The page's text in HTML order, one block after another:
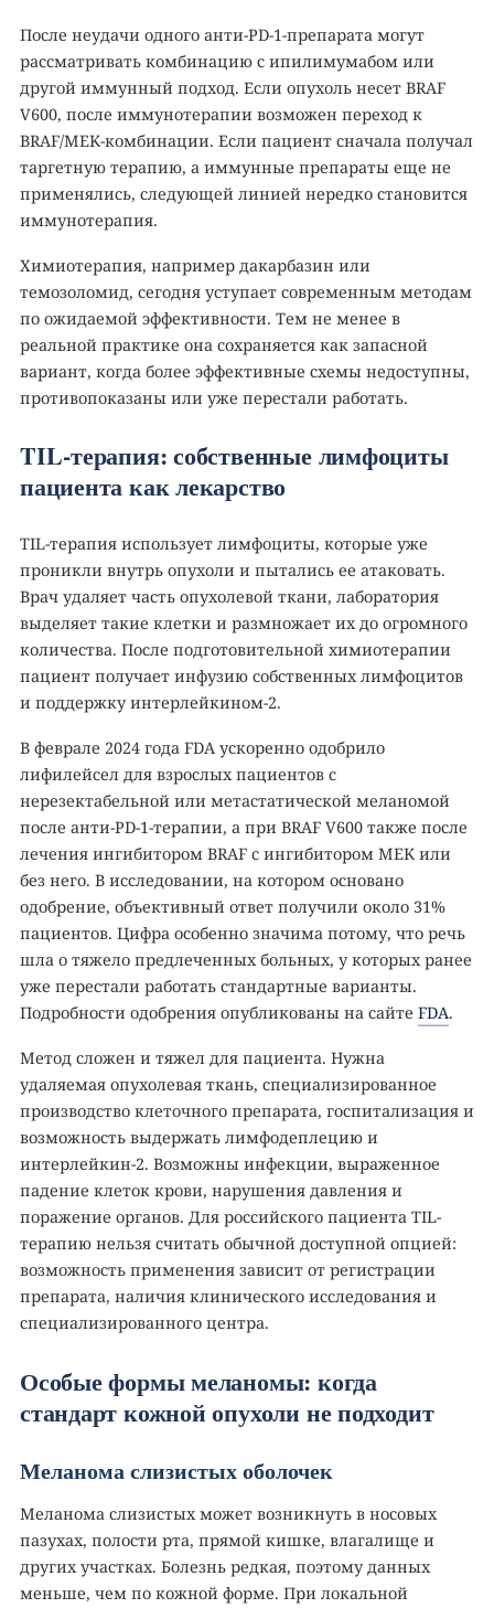
После неудачи одного анти-PD-1-препарата могут
рассматривать комбинацию с ипилимумабом или
другой иммунный подход. Если опухоль несет BRAF
V600, после иммунотерапии возможен переход к
BRAF/MEK-комбинации. Если пациент сначала получал
таргетную терапию, а иммунные препараты еще не
применялись, следующей линией нередко становится
иммунотерапия.
Химиотерапия, например дакарбазин или
темозоломид, сегодня уступает современным методам
по ожидаемой эффективности. Тем не менее в
реальной практике она сохраняется как запасной
вариант, когда более эффективные схемы недоступны,
противопоказаны или уже перестали работать.
TIL-терапия: собственные лимфоциты
пациента как лекарство
TIL-терапия использует лимфоциты, которые уже
проникли внутрь опухоли и пытались ее атаковать.
Врач удаляет часть опухолевой ткани, лаборатория
выделяет такие клетки и размножает их до огромного
количества. После подготовительной химиотерапии
пациент получает инфузию собственных лимфоцитов
и поддержку интерлейкином-2.
В феврале 2024 года FDA ускоренно одобрило
лифилейсел для взрослых пациентов с
нерезектабельной или метастатической меланомой
после анти-PD-1-терапии, а при BRAF V600 также после
лечения ингибитором BRAF с ингибитором MEK или
без него. В исследовании, на котором основано
одобрение, объективный ответ получили около 31%
пациентов. Цифра особенно значима потому, что речь
шла о тяжело предлеченных больных, у которых ранее
уже перестали работать стандартные варианты.
Подробности одобрения опубликованы на сайте FDA.
Метод сложен и тяжел для пациента. Нужна
удаляемая опухолевая ткань, специализированное
производство клеточного препарата, госпитализация и
возможность выдержать лимфодеплецию и
интерлейкин-2. Возможны инфекции, выраженное
падение клеток крови, нарушения давления и
поражение органов. Для российского пациента TIL-
терапию нельзя считать обычной доступной опцией:
возможность применения зависит от регистрации
препарата, наличия клинического исследования и
специализированного центра.
Особые формы меланомы: когда
стандарт кожной опухоли не подходит
Меланома слизистых оболочек
Меланома слизистых может возникнуть в носовых
пазухах, полости рта, прямой кишке, влагалище и
других участках. Болезнь редкая, поэтому данных
меньше, чем по кожной форме. При локальной